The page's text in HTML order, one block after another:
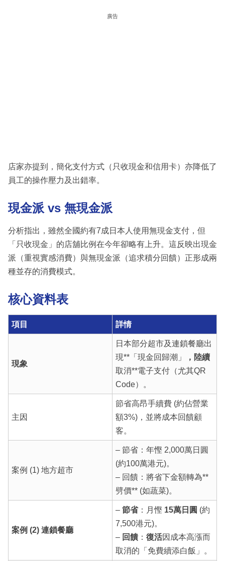
廣告
店家亦提到，簡化支付方式（只收現金和信用卡）亦降低了
員工的操作壓力及出錯率。
現金派 vs 無現金派
分析指出，雖然全國約有7成日本人使用無現金支付，但
「只收現金」的店舖比例在今年卻略有上升。這反映出現金
派（重視實感消費）與無現金派（追求積分回饋）正形成兩
種並存的消費模式。
核心資料表
項目 詳情
現象
日本部分超市及連鎖餐廳出
現**「現金回歸潮」
，陸續
取消**電子支付（尤其QR
Code）。
主因
節省高昂手續費 (約佔營業
額3%)，並將成本回饋顧
客。
案例 (1) 地方超市
– 節省：年慳 2,000萬日圓
(約100萬港元)。
– 回饋：將省下金額轉為**
劈價** (如蔬菜)。
案例 (2) 連鎖餐廳
– 節省：月慳 15萬日圓 (約
7,500港元)。
– 回饋： 復活因成本高漲而
取消的「免費續添白飯」。